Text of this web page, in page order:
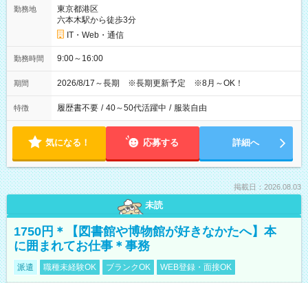
勤務地
東京都港区
六本木駅から徒歩3分
IT・Web・通信
勤務時間 9:00～16:00
期間 2026/8/17～長期 ※長期更新予定 ※8月～OK！
特徴 履歴書不要 / 40～50代活躍中 / 服装自由
気になる！ 応募する 詳細へ
掲載日：2026.08.03
未読
1750円＊【図書館や博物館が好きなかたへ】本
に囲まれてお仕事＊事務
派遣 職種未経験OK ブランクOK WEB登録・面接OK